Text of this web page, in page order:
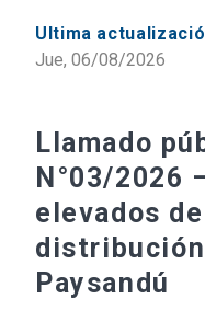
Ultima
Jue, 06/08/2026
Llamado
N°03/2026
elevados
Paysandú